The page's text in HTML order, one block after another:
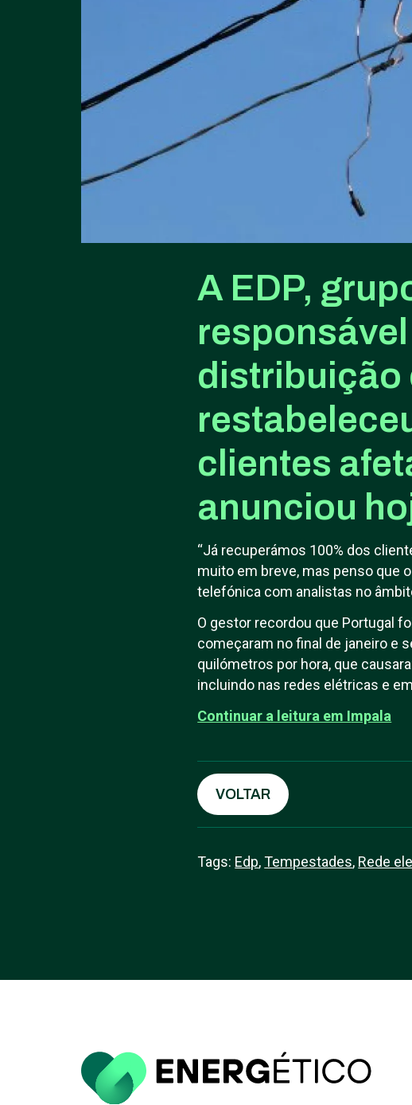
A EDP,
distribuição
clientes
anunciou
“Já recuperámos 100% dos
muito em breve, mas penso que
telefónica com analistas no
O gestor recordou que Portugal
começaram no final de janeiro e
quilómetros por hora, que
incluindo nas redes elétricas e
Continuar a leitura em Impala
VOLTAR
Tags: Edp, Tempestades, Rede